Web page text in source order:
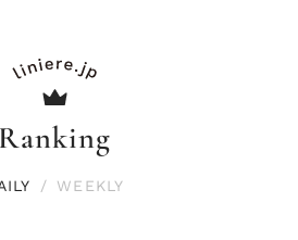
Ranking
/ WEEKLY